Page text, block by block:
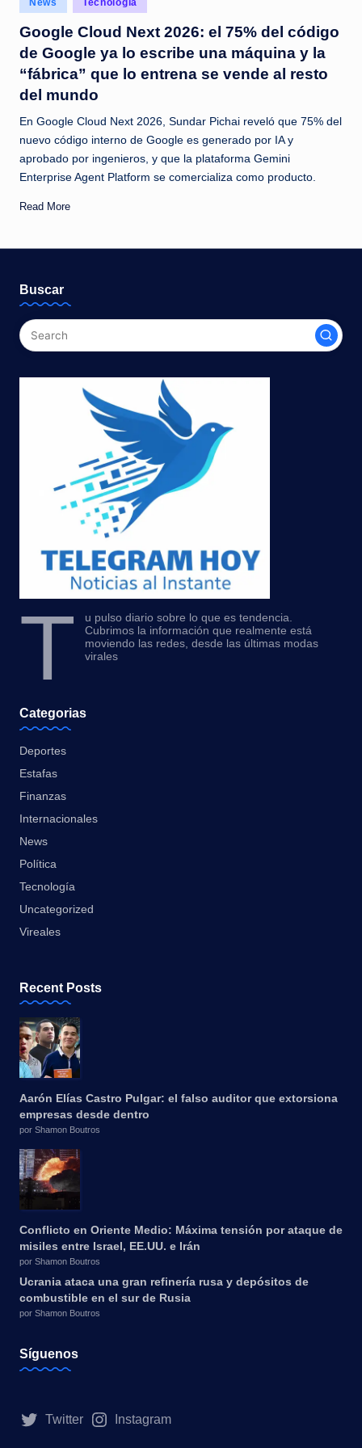
c
i
a
s
a
l
i
t
n
t
e
in
News Tecnología
Google Cloud Next 2026: el 75% del código
de Google ya lo escribe una máquina y la
“fábrica” que lo entrena se vende al resto
del mundo
En Google Cloud Next 2026, Sundar Pichai reveló que 75% del
nuevo código interno de Google es generado por IA y
aprobado por ingenieros, y que la plataforma Gemini
Enterprise Agent Platform se comercializa como producto.
Read More
Buscar
T
u pulso diario sobre lo que es tendencia.
Cubrimos la información que realmente está
moviendo las redes, desde las últimas modas
virales
Categorias
Deportes
Estafas
Finanzas
Internacionales
News
Política
Tecnología
Uncategorized
Vireales
Recent Posts
Aarón Elías Castro Pulgar: el falso auditor que extorsiona
empresas desde dentro
por Shamon Boutros
Conflicto en Oriente Medio: Máxima tensión por ataque de
misiles entre Israel, EE.UU. e Irán
por Shamon Boutros
Ucrania ataca una gran refinería rusa y depósitos de
combustible en el sur de Rusia
por Shamon Boutros
Síguenos
Twitter Instagram